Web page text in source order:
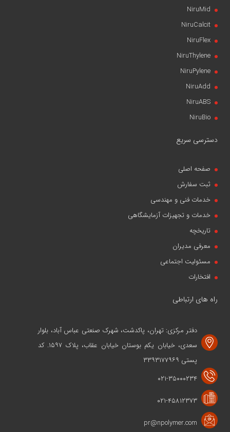
NiruMid
NiruCalcit
NiruFlex
NiruThylene
NiruPylene
NiruAdd
NiruABS
NiruBio
دسترسی سریع
صفحه اصلی
ثبت سفارش
خدمات فنی و مهندسی
خدمات و تجهیزات آزمایشگاهی
تاریخچه
معرفی مدیران
مسئولیت اجتماعی
افتخارات
راه های ارتباطی
دفتر مرکزی: تهران، پاکدشت، شهرک صنعتی عباس آباد، بلوار
سعدی، خیابان یکم بوستان خیابان عقاب، پلاک ۱۵۹۷. کد
پستی ۳۳۹۳۱۷۷۹۶۹
۰۲۱-۳۵۰۰۰۲۳۴
۰۲۱-۴۵۸۱۲۳۷۳
pr@npolymer.com